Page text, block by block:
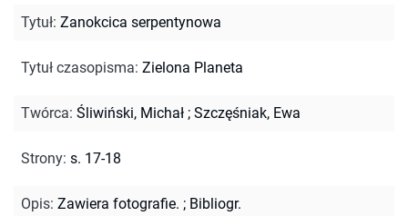
Tytuł: Zanokcica serpentynowa
Tytuł czasopisma: Zielona Planeta
Twórca: Śliwiński, Michał ; Szczęśniak, Ewa
Strony: s. 17-18
Opis: Zawiera fotografie. ; Bibliogr.